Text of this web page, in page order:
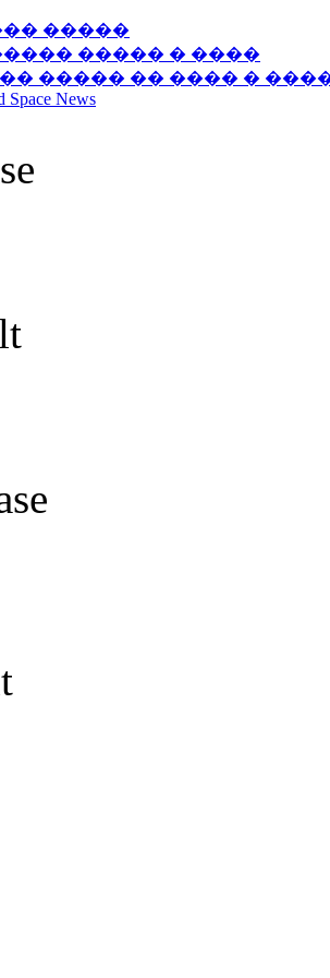
�����
����� � ����
����� �� ���� �
Space News